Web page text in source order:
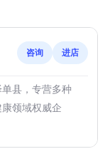
咨询 进店
县，专营多种
领域权威企